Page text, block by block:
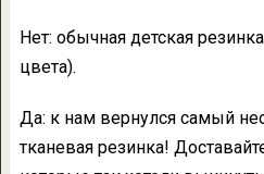
Нет: обычная детская
цвета).
Да: к нам вернулся самый
тканевая резинка!